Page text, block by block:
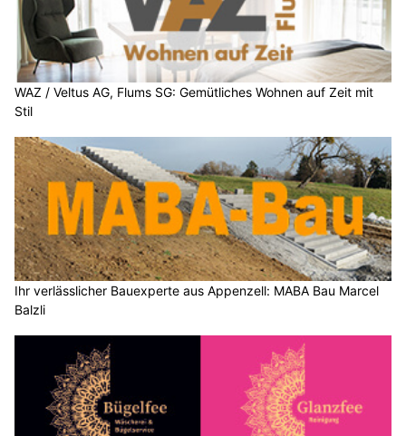
WAZ / Veltus AG, Flums SG: Gemütliches Wohnen auf Zeit mit
Stil
Ihr verlässlicher Bauexperte aus Appenzell: MABA Bau Marcel
Balzli